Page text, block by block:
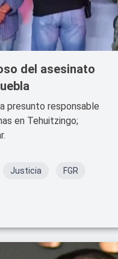
del asesinato
presunto responsable
en Tehuitzingo;
Justicia
FGR